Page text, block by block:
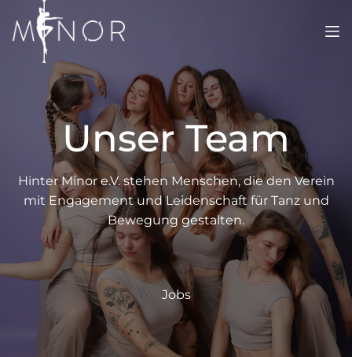
Inhalt
springen
Unser Team
Hinter Minor e.V. stehen Menschen, die den Verein
mit Engagement und Leidenschaft für Tanz und
Bewegung gestalten.
Jobs